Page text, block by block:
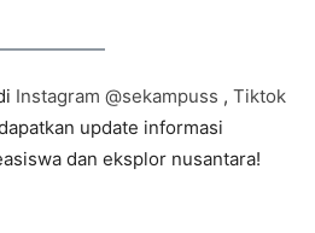
Instagram @sekampuss , Tiktok
update informasi
dan eksplor nusantara!